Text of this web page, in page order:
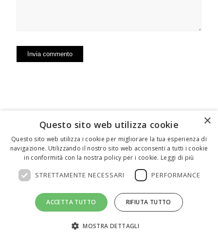
FEDERICO MOTTA EDITORE
02 300761–info@mottaeditore.it– 08233380966 –
© Copyright - Federico Motta Editore |
×
Questo sito web utilizza cookie
Questo sito web utilizza i cookie per migliorare la tua esperienza di
navigazione. Utilizzando il nostro sito web acconsenti a tutti i cookie
in conformità con la nostra policy per i cookie. Leggi di più
STRETTAMENTE NECESSARI PERFORMANCE
ACCETTA TUTTO RIFIUTA TUTTO
MOSTRA DETTAGLI